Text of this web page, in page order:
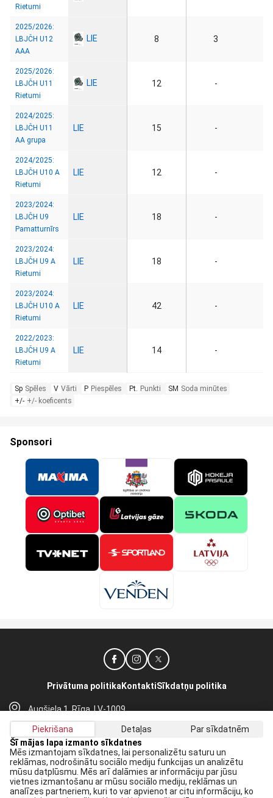
Rietumi
2025/2026:
LBJČH U12
AAA
LIE 8 3
2025/2026:
LBJČH U11
Rietumi
LIE 12 -
2024/2025:
LBJČH U11
AA grupa
LIE 15 -
2024/2025:
LBJČH U10 A
Rietumi
LIE 12 -
2023/2024:
LBJČH U9
Pamatturnīrs
LIE 18 -
2023/2024:
LBJČH U9 A
Rietumi
LIE 18 -
2023/2024:
LBJČH U10 A
Rietumi
LIE 42 -
2022/2023:
LBJČH U9 A
Rietumi
LIE 14 -
Sp Spēles V Vārti P Piespēles Pt. Punkti SM Soda minūtes
+/- +/- koeficents
Sponsori
Augšiela 1, Rīga, LV-1009
lhf@lhf.lv
+371 67565614
Privātuma politika KontaktiSīkdatņu politika
Saņem jaunākās ziņas savā E-pastā:
Pieteikties
Piekrišana Detaļas
Par sīkdatnēm
Šī mājas lapa izmanto sīkdatnes
Mēs izmantojam sīkdatnes, lai personalizētu saturu un
reklāmas, nodrošinātu sociālo mediju funkcijas un analizētu
mūsu datplūsmu. Mēs arī dalāmies ar informāciju par jūsu
vietnes izmantošanu ar mūsu sociālo mediju, reklāmas un
analīzes partneriem, kuri to var apvienot ar citu informāciju, ko